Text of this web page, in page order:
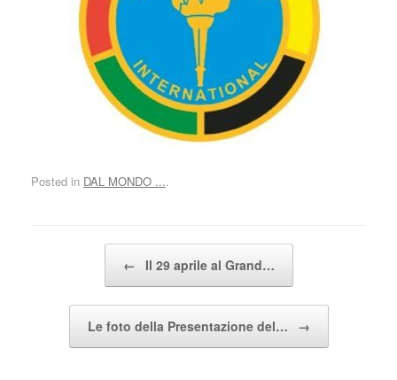
Posted in DAL MONDO ....
← Il 29 aprile al Grand…
Le foto della Presentazione del… →